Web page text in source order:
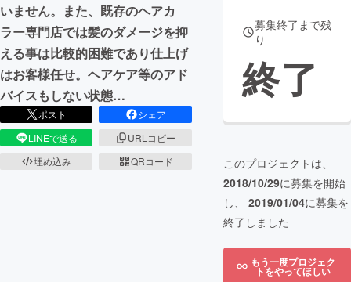
いません。また、既存のヘアカ
ラー専門店では髪のダメージを抑
える事は比較的困難であり仕上げ
はお客様任せ。ヘアケア等のアド
バイスもしない状態…
ポスト
シェア
LINEで送る
URLコピー
埋め込み
QRコード
募集終了まで残
り
終了
このプロジェクトは、
2018/10/29に募集を開始
し、 2019/01/04に募集を
終了しました
もう一度プロジェク
トをやってほしい